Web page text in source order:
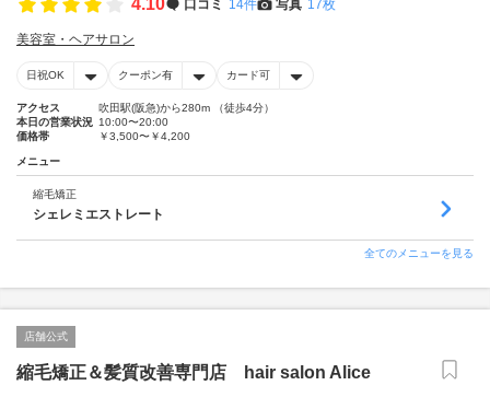
4.10 口コミ 14件 写真 17枚
美容室・ヘアサロン
日祝OK クーポン有 カード可
アクセス
吹田駅(阪急)から280m （徒歩4分）
本日の営業状況 10:00〜20:00
価格帯
￥3,500〜￥4,200
メニュー
縮毛矯正
シェレミエストレート
全てのメニューを見る
店舗公式
縮毛矯正＆髪質改善専門店 hair salon Alice